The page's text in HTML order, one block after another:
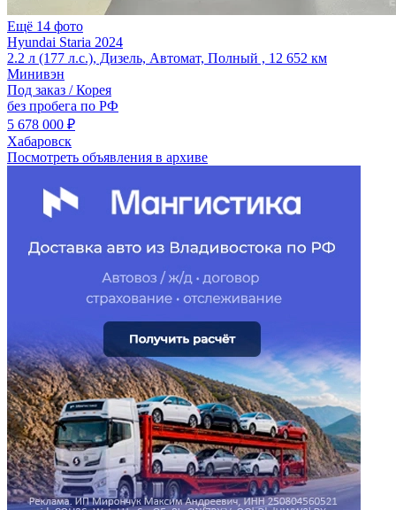
Ещё 14 фото
Hyundai Staria 2024
2.2 л (177 л.с.), Дизель, Автомат, Полный , 12 652 км
Минивэн
Под заказ / Корея
без пробега по РФ
5 678 000 ₽
Хабаровск
Посмотреть объявления в архиве